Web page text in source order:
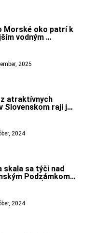
Morské oko patrí k
vodným
2025
atraktívnych
Slovenskom raji je
2024
skala sa týči nad
Podzámkom.
2024